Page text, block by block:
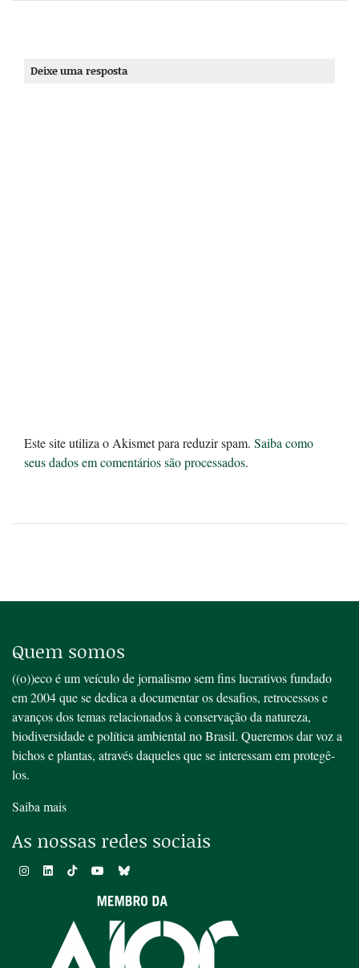
Deixe uma resposta
Este site utiliza o Akismet para reduzir spam. Saiba como
seus dados em comentários são processados.
Quem somos
((o))eco é um veículo de jornalismo sem fins lucrativos fundado
em 2004 que se dedica a documentar os desafios, retrocessos e
avanços dos temas relacionados à conservação da natureza,
biodiversidade e política ambiental no Brasil. Queremos dar voz a
bichos e plantas, através daqueles que se interessam em protegê-
los.
Saiba mais
As nossas redes sociais